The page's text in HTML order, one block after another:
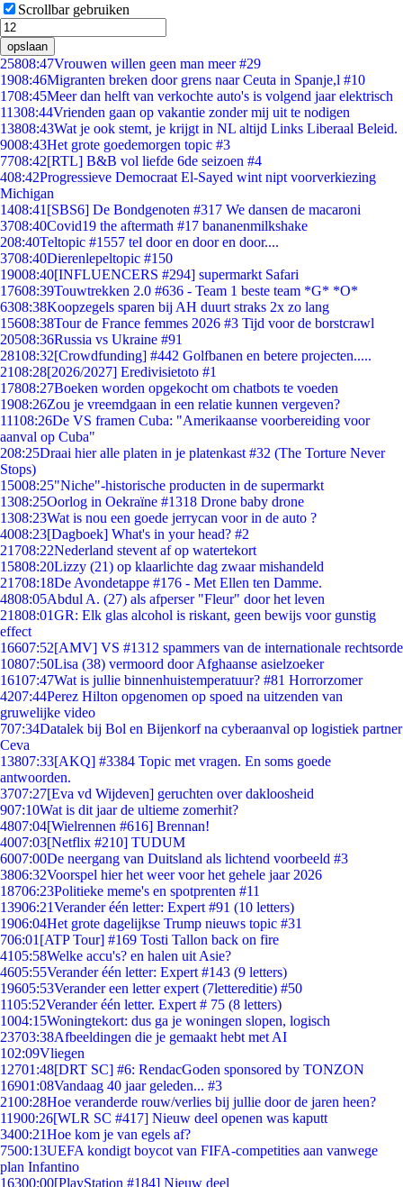
Scrollbar gebruiken
opslaan
25808:47Vrouwen willen geen man meer #29
1908:46Migranten breken door grens naar Ceuta in Spanje,l #10
1708:45Meer dan helft van verkochte auto's is volgend jaar elektrisch
11308:44Vrienden gaan op vakantie zonder mij uit te nodigen
13808:43Wat je ook stemt, je krijgt in NL altijd Links Liberaal Beleid.
9008:43Het grote goedemorgen topic #3
7708:42[RTL] B&B vol liefde 6de seizoen #4
408:42Progressieve Democraat El-Sayed wint nipt voorverkiezing
Michigan
1408:41 [SBS6] De Bondgenoten #317 We dansen de macaroni
3708:40Covid19 the aftermath #17 bananenmilkshake
208:40Teltopic #1557 tel door en door en door....
3708:40Dierenlepeltopic #150
19008:40[INFLUENCERS #294] supermarkt Safari
17608:39Touwtrekken 2.0 #636 - Team 1 beste team *G* *O*
6308:38Koopzegels sparen bij AH duurt straks 2x zo lang
15608:38Tour de France femmes 2026 #3 Tijd voor de borstcrawl
20508:36Russia vs Ukraine #91
28108:32[Crowdfunding] #442 Golfbanen en betere projecten.....
2108:28[2026/2027] Eredivisietoto #1
17808:27Boeken worden opgekocht om chatbots te voeden
1908:26Zou je vreemdgaan in een relatie kunnen vergeven?
11108:26De VS framen Cuba: "Amerikaanse voorbereiding voor
aanval op Cuba"
208:25Draai hier alle platen in je platenkast #32 (The Torture Never
Stops)
15008:25"Niche"-historische producten in de supermarkt
1308:25Oorlog in Oekraïne #1318 Drone baby drone
1308:23Wat is nou een goede jerrycan voor in de auto ?
4008:23[Dagboek] What's in your head? #2
21708:22Nederland stevent af op watertekort
15808:20Lizzy (21) op klaarlichte dag zwaar mishandeld
21708:18De Avondetappe #176 - Met Ellen ten Damme.
4808:05Abdul A. (27) als afperser "Fleur" door het leven
21808:01GR: Elk glas alcohol is riskant, geen bewijs voor gunstig
effect
16607:52[AMV] VS #1312 spammers van de internationale rechtsorde
10807:50Lisa (38) vermoord door Afghaanse asielzoeker
16107:47Wat is jullie binnenhuistemperatuur? #81 Horrorzomer
4207:44Perez Hilton opgenomen op spoed na uitzenden van
gruwelijke video
707:34Datalek bij Bol en Bijenkorf na cyberaanval op logistiek partner
Ceva
13807:33[AKQ] #3384 Topic met vragen. En soms goede
antwoorden.
3707:27[Eva vd Wijdeven] geruchten over dakloosheid
907:10Wat is dit jaar de ultieme zomerhit?
4807:04[Wielrennen #616] Brennan!
4007:03[Netflix #210] TUDUM
6007:00De neergang van Duitsland als lichtend voorbeeld #3
3806:32Voorspel hier het weer voor het gehele jaar 2026
18706:23Politieke meme's en spotprenten #11
13906:21Verander één letter: Expert #91 (10 letters)
1906:04Het grote dagelijkse Trump nieuws topic #31
706:01 [ATP Tour] #169 Tosti Tallon back on fire
4105:58Welke accu's? en halen uit Asie?
4605:55Verander één letter: Expert #143 (9 letters)
19605:53Verander een letter expert (7lettereditie) #50
1105:52Verander één letter. Expert # 75 (8 letters)
1004:15Woningtekort: dus ga je woningen slopen, logisch
23703:38Afbeeldingen die je gemaakt hebt met AI
102:09Vliegen
12701:48[DRT SC] #6: RendacGoden sponsored by TONZON
16901:08Vandaag 40 jaar geleden... #3
2100:28Hoe veranderde rouw/verlies bij jullie door de jaren heen?
11900:26[WLR SC #417] Nieuw deel openen was kaputt
3400:21Hoe kom je van egels af?
7500:13UEFA kondigt boycot van FIFA-competities aan vanwege
plan Infantino
16300:00[PlayStation #184] Nieuw deel